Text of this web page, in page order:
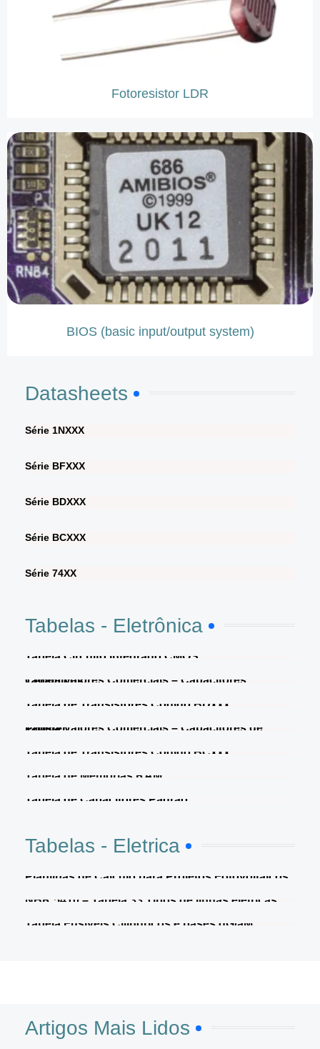
Fotoresistor LDR
BIOS (basic input/output system)
Datasheets
Série 1NXXX
Série BFXXX
Série BDXXX
Série BCXXX
Série 74XX
Tabelas - Eletrônica
Tabela Circuito Integrado CMOS
Tabela Valores Comerciais – Capacitores Cerâmicos
Tabela de Transistores Código BDxxx
Tabela Valores Comerciais – Capacitores de Polister
Tabela de Transistores Código BCxxx
Tabela de Memórias RAM
Tabela de Capacitores Padrão
Tabelas - Eletrica
Planilhas de Cálculo para Projetos Fotovoltaicos
NBR 5410 – Tabela 33 Tipos de linhas elétricas
Tabela Fusíveis Cilíndricos e bases gG/aM
Artigos Mais Lidos